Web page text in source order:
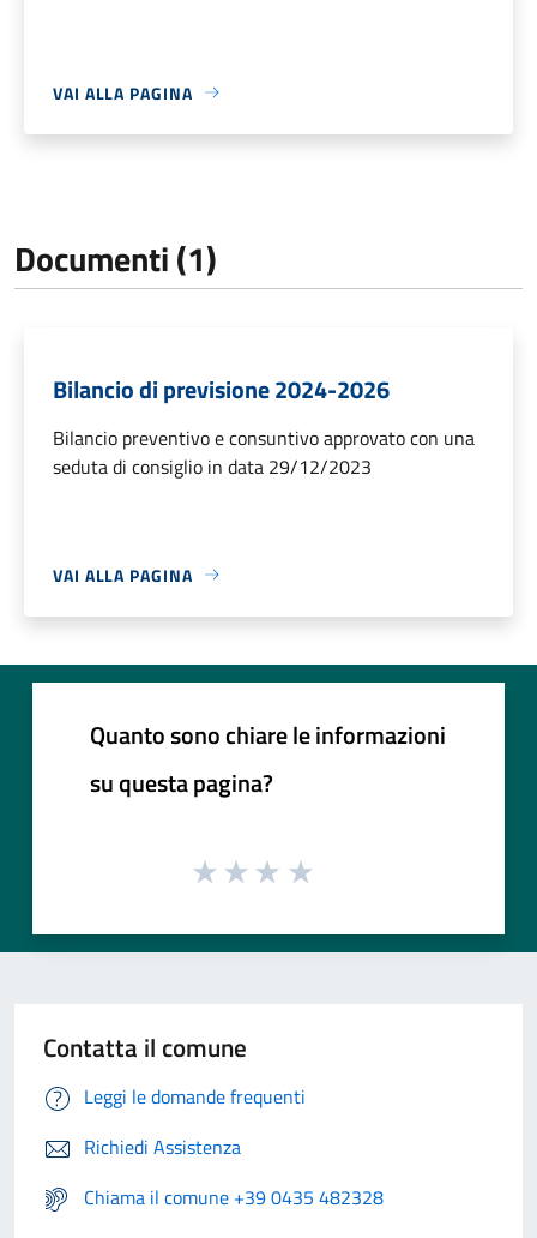
VAI ALLA PAGINA
Documenti (1)
Bilancio di previsione 2024-2026
Bilancio preventivo e consuntivo approvato con una
seduta di consiglio in data 29/12/2023
VAI ALLA PAGINA
Quanto sono chiare le informazioni
su questa pagina?
Contatta il comune
Leggi le domande frequenti
Richiedi Assistenza
Chiama il comune +39 0435 482328